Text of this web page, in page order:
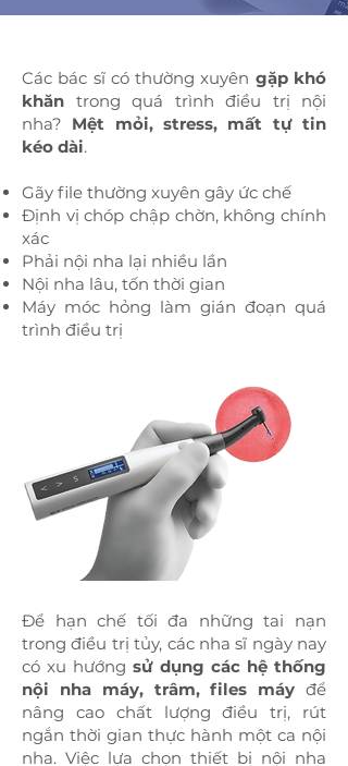
Các bác sĩ có thường xuyên gặp khó
khăn trong quá trình điều trị nội
nha? Mệt mỏi, stress, mất tự tin
kéo dài.
Gãy file thường xuyên gây ức chế
Định vị chóp chập chờn, không chính
xác
Phải nội nha lại nhiều lần
Nội nha lâu, tốn thời gian
Máy móc hỏng làm gián đoạn quá
trình điều trị
Để hạn chế tối đa những tai nạn
trong điều trị tủy, các nha sĩ ngày nay
có xu hướng sử dụng các hệ thống
nội nha máy, trâm, files máy để
nâng cao chất lượng điều trị, rút
ngắn thời gian thực hành một ca nội
nha. Việc lựa chọn thiết bị nội nha